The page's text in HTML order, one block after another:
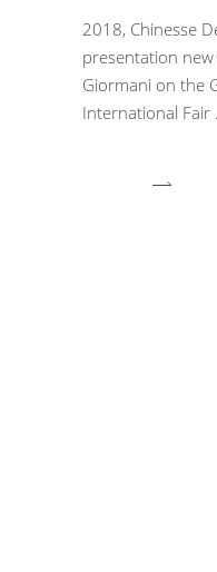
2018, Chinesse
presentation
Giormani on the
International Fair